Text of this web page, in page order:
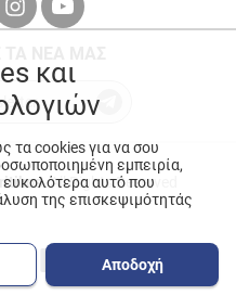
. All Rights Reserved
και
τα cookies για να σου
εμπειρία,
ευκολότερα αυτό που
της επισκεψιμότητάς
Αποδοχή